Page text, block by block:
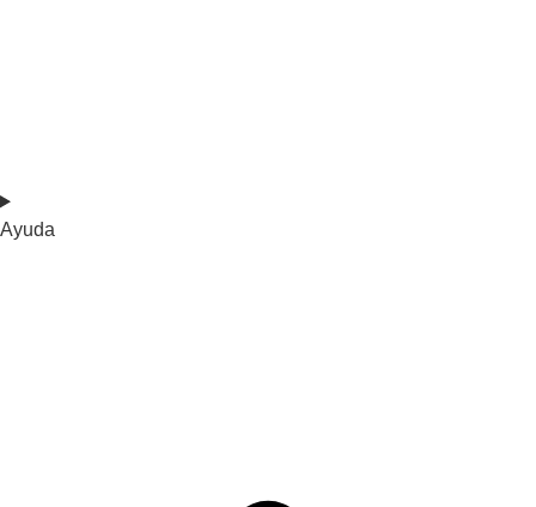
Ayuda